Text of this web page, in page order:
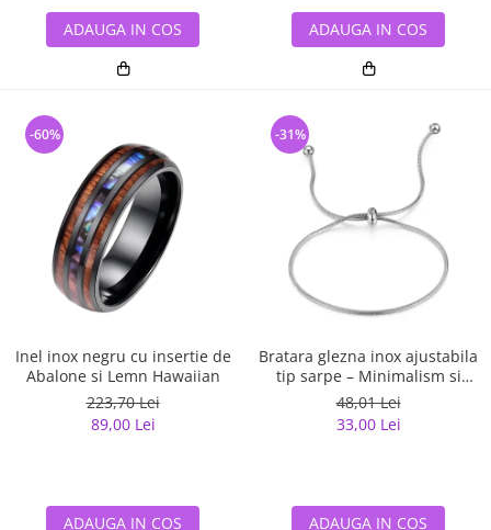
ADAUGA IN COS ADAUGA IN COS
Inel inox negru cu insertie de
Abalone si Lemn Hawaiian
223,70 Lei
89,00 Lei
-60%
ADAUGA IN COS
Bratara glezna inox ajustabila
tip sarpe – Minimalism si
versatilitate
48,01 Lei
33,00 Lei
-31%
ADAUGA IN COS